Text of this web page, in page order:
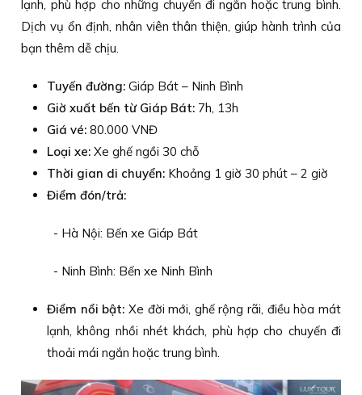
lạnh, phù hợp cho những chuyến đi ngắn hoặc trung bình.
Dịch vụ ổn định, nhân viên thân thiện, giúp hành trình của
bạn thêm dễ chịu.
Tuyến đường: Giáp Bát – Ninh Bình
Giờ xuất bến từ Giáp Bát: 7h, 13h
Giá vé: 80.000 VNĐ
Loại xe:Xe ghế ngồi 30 chỗ
Thời gian di chuyển: Khoảng 1 giờ 30 phút – 2 giờ
Điểm đón/trả:
- Hà Nội: Bến xe Giáp Bát
- Ninh Bình: Bến xe Ninh Bình
Điểm nổi bật:Xe đời mới, ghế rộng rãi, điều hòa mát
lạnh, không nhồi nhét khách, phù hợp cho chuyến đi
thoải mái ngắn hoặc trung bình.